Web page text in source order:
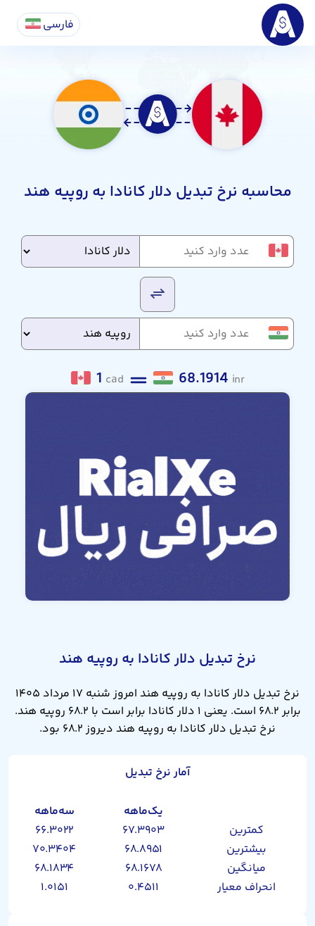
فارسی
محاسبه نرخ تبدیل دلار کانادا به روپیه هند
1 cad 68.1914 inr
نرخ تبدیل دلار کانادا به روپیه هند
نرخ تبدیل دلار کانادا به روپیه هند امروز شنبه ۱۷ مرداد ۱۴۰۵
برابر ۶۸.۲ است. یعنی ۱ دلار کانادا برابر است با ۶۸.۲ روپیه هند.
نرخ تبدیل دلار کانادا به روپیه هند دیروز ۶۸.۲ بود.
آمار نرخ تبدیل
یک‌ماهه
سه‌ماهه
کمترین
۶۷.۳۹۰۳
۶۶.۳۰۲۲
بیشترین
۶۸.۸۹۵۱
۷۰.۳۴۰۴
میانگین
۶۸.۱۶۷۸
۶۸.۱۸۳۴
انحراف معیار
۰.۴۵۱۱ ۱.۰۱۵۱